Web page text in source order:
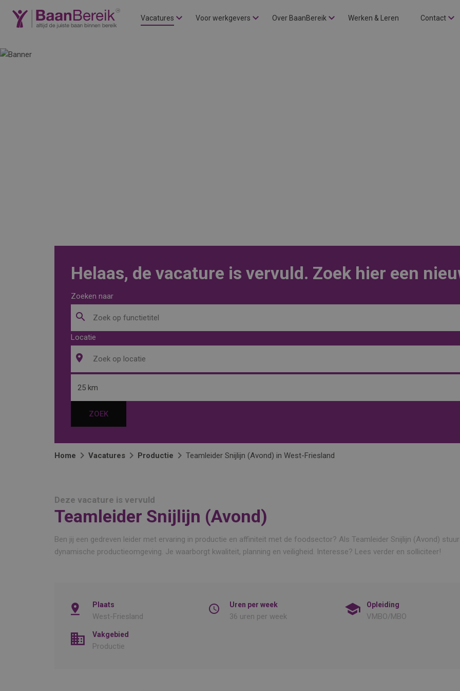
Vacatures Voor werkgevers Over BaanBereik Werken & Leren Contact
Helaas, de vacature is vervuld. Zoek hier een
Zoeken naar
Locatie
25 km
ZOEK
Home Vacatures Productie Teamleider Snijlijn (Avond) in West-Friesland
Deze vacature is vervuld
Teamleider Snijlijn (Avond)
Ben jij een gedreven leider met ervaring in productie en affiniteit met de foodsector? Als Teamleider Snijlijn (Avond)
dynamische productieomgeving. Je waarborgt kwaliteit, planning en veiligheid. Interesse? Lees verder en solliciteer!
Plaats
West-Friesland
Uren per week
36 uren per week
Opleiding
VMBO/MBO
Vakgebied
Productie